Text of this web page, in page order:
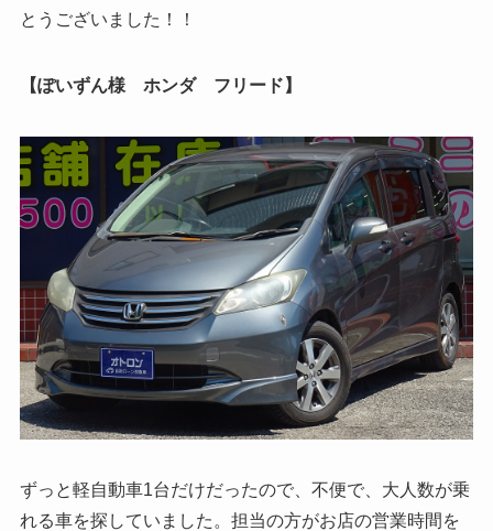
とうございました！！
【ぽいずん様 ホンダ フリード】
ずっと軽自動車1台だけだったので、不便で、大人数が乗
れる車を探していました。担当の方がお店の営業時間を